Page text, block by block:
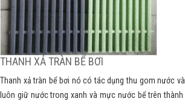
THANH XẢ TRÀN BỂ BƠI
Thanh xả tràn bể bơi nó có tác dụng thu gom nước
luôn giữ nước trong xanh và mực nước bể trên